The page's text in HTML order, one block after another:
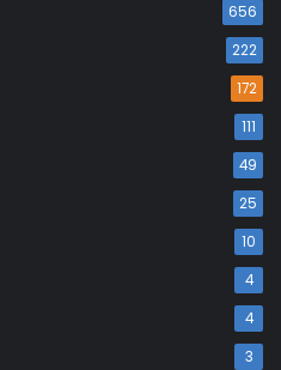
656
222
172
111
49
25
10
4
4
3